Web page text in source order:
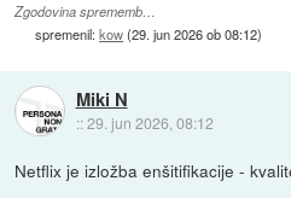
Zgodovina sprememb…
spremenil:kow(29. jun 2026 ob 08:12)
Miki N
::29. jun 2026, 08:12
Netflix je izložba enšitifikacije -